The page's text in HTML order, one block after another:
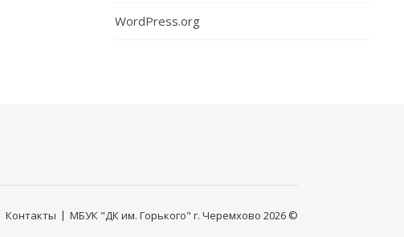
WordPress.org
МБУК "ДК им. Горького" г. Черемхово 2026 ©
Контакты